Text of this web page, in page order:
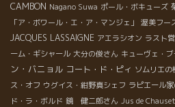
CAMBON Nagano Suwa ポール・ボキューズ
「ア・ボワール・エ・ア・マンジェ」
渥美フー
JACQUES LASSAIGNE アエラシオン ラスト
ーム・ギシャール 大分の俊さん キューヴェ・
ン・バニョル コート・ド・ピィ ソムリエの
ス・オフ ウグイス・紺野真シェフ ラピエール
ド・ラ・ボルド 鏡 健二郎さん Jus de